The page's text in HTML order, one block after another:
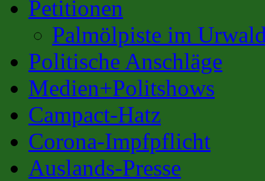
Petitionen
Palmölpiste im
Politische Anschläge
Medien+Politshows
Campact-Hatz
Corona-Impfpflicht
Auslands-Presse